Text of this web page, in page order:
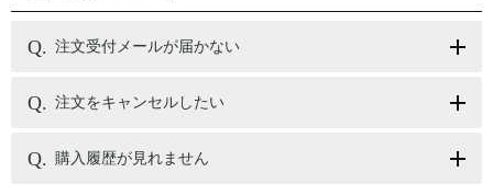
注文受付メールが届かない
注文をキャンセルしたい
購入履歴が見れません